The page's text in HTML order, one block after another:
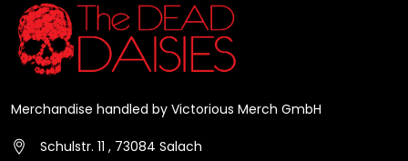
Merchandise handled by Victorious Merch GmbH
Schulstr. 11 , 73084 Salach